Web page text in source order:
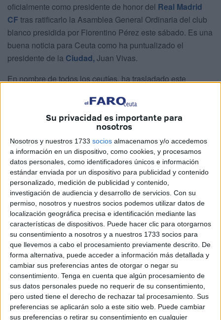
Su privacidad es importante para
nosotros
Nosotros y nuestros 1733 socios almacenamos y/o accedemos
a información en un dispositivo, como cookies, y procesamos
datos personales, como identificadores únicos e información
estándar enviada por un dispositivo para publicidad y contenido
personalizado, medición de publicidad y contenido,
investigación de audiencia y desarrollo de servicios. Con su
permiso, nosotros y nuestros socios podemos utilizar datos de
localización geográfica precisa e identificación mediante las
características de dispositivos. Puede hacer clic para otorgarnos
su consentimiento a nosotros y a nuestros 1733 socios para
que llevemos a cabo el procesamiento previamente descrito. De
forma alternativa, puede acceder a información más detallada y
cambiar sus preferencias antes de otorgar o negar su
consentimiento. Tenga en cuenta que algún procesamiento de
sus datos personales puede no requerir de su consentimiento,
pero usted tiene el derecho de rechazar tal procesamiento. Sus
preferencias se aplicarán solo a este sitio web. Puede cambiar
sus preferencias o retirar su consentimiento en cualquier
oficialmente como presidente de honor del Real Madrid
CF tras ratificarlo la Asamblea General Ordinaria del club
blanco presidida por Florentino Pérez este sábado. Es una
buena noticia para Ceuta como ha puntualizado el
presidente de la Ciudad,Juan Vivas.
En nombre de todos los ceutíes, ha trasladado este
reconocimiento“absolutamente
merecido, que nos llena de satisfacción. Eres un modelo
de excelencia, afán de superación, entrega, juego limpio y
amor a Ceuta”, ha expresadoVivas.
El bravoexjugadorcaballa es toda una institución en la
entidad madridista ya que ha pasado por todos los
estamentos, primero fue jugador en la década de los 60 y
70, luego también perteneció a los servicios médicos del
club y finalmente ha llegado al cargo de presidente de
honor supliendo en el cargo a Amancio Amaro.
Palabras de agradecimiento
Tras recibir la ovación, Pirri ha recordado que esta semana
se cumplieron 59 añosde sudebuten el Real Madrid.
“Chaval, mañana juegas’, me dijo Miguel Muñoz, mientras
miraba a mis lados y veía a Zoco, Grosso... Y así jugué por